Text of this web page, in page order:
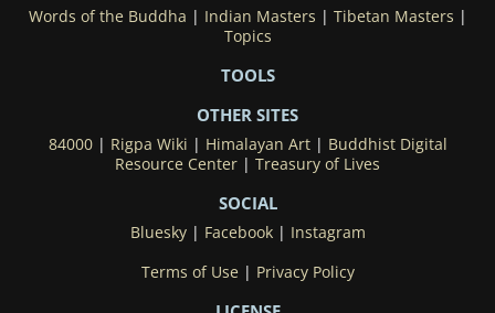
Words of the Buddha Indian Masters Tibetan Masters
Topics
TOOLS
OTHER SITES
84000| Rigpa Wiki Himalayan Art| Buddhist Digital
Resource Center
Treasury of Lives
SOCIAL
Bluesky| Facebook| Instagram
Terms of Use
Privacy Policy